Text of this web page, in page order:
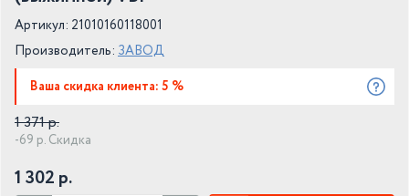
Артикул: 21010160118001
Производитель: ЗАВОД
Ваша скидка клиента: 5 %
1 371 р.
-69 р. Скидка
1 302 р.